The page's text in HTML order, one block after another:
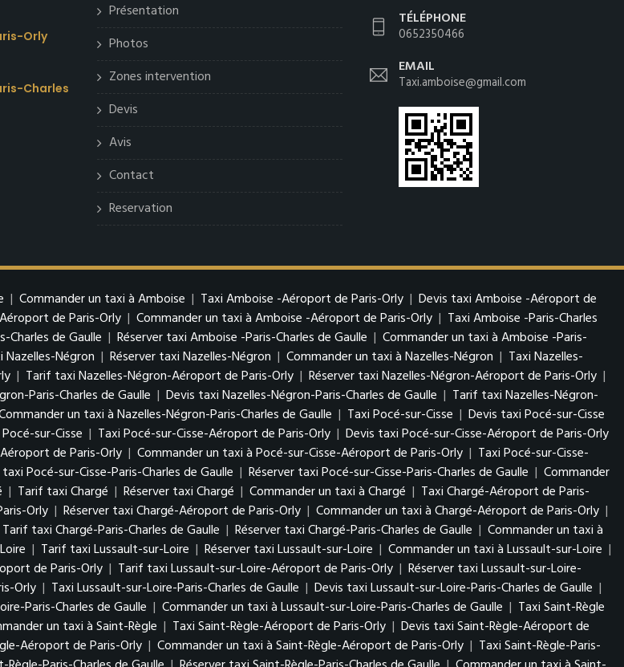
Orly
Charles
Présentation
Photos
Zones intervention
Devis
Avis
Contact
Reservation
TÉLÉPHONE
0652350466
EMAIL
Taxi.amboise@gmail.com
| Commander un taxi à Amboise | Taxi Amboise -Aéroport de Paris-Orly | Devis taxi Amboise -Aéroport de
de Paris-Orly | Commander un taxi à Amboise -Aéroport de Paris-Orly | Taxi Amboise -Paris-Charles
Charles de Gaulle | Réserver taxi Amboise -Paris-Charles de Gaulle | Commander un taxi à Amboise -Paris-
Négron | Réserver taxi Nazelles-Négron | Commander un taxi à Nazelles-Négron | Taxi Nazelles-
| Tarif taxi Nazelles-Négron-Aéroport de Paris-Orly | Réserver taxi Nazelles-Négron-Aéroport de Paris-Orly |
Paris-Charles de Gaulle | Devis taxi Nazelles-Négron-Paris-Charles de Gaulle | Tarif taxi Nazelles-Négron-
un taxi à Nazelles-Négron-Paris-Charles de Gaulle | Taxi Pocé-sur-Cisse | Devis taxi Pocé-sur-Cisse
sur-Cisse | Taxi Pocé-sur-Cisse-Aéroport de Paris-Orly | Devis taxi Pocé-sur-Cisse-Aéroport de Paris-Orly
de Paris-Orly | Commander un taxi à Pocé-sur-Cisse-Aéroport de Paris-Orly | Taxi Pocé-sur-Cisse-
Pocé-sur-Cisse-Paris-Charles de Gaulle | Réserver taxi Pocé-sur-Cisse-Paris-Charles de Gaulle | Commander
| Tarif taxi Chargé | Réserver taxi Chargé | Commander un taxi à Chargé | Taxi Chargé-Aéroport de Paris-
Orly | Réserver taxi Chargé-Aéroport de Paris-Orly | Commander un taxi à Chargé-Aéroport de Paris-Orly |
Tarif taxi Chargé-Paris-Charles de Gaulle | Réserver taxi Chargé-Paris-Charles de Gaulle | Commander un taxi à
| Tarif taxi Lussault-sur-Loire | Réserver taxi Lussault-sur-Loire | Commander un taxi à Lussault-sur-Loire |
de Paris-Orly | Tarif taxi Lussault-sur-Loire-Aéroport de Paris-Orly | Réserver taxi Lussault-sur-Loire-
Orly | Taxi Lussault-sur-Loire-Paris-Charles de Gaulle | Devis taxi Lussault-sur-Loire-Paris-Charles de Gaulle |
Paris-Charles de Gaulle | Commander un taxi à Lussault-sur-Loire-Paris-Charles de Gaulle | Taxi Saint-Règle
un taxi à Saint-Règle | Taxi Saint-Règle-Aéroport de Paris-Orly | Devis taxi Saint-Règle-Aéroport de
Aéroport de Paris-Orly | Commander un taxi à Saint-Règle-Aéroport de Paris-Orly | Taxi Saint-Règle-Paris-